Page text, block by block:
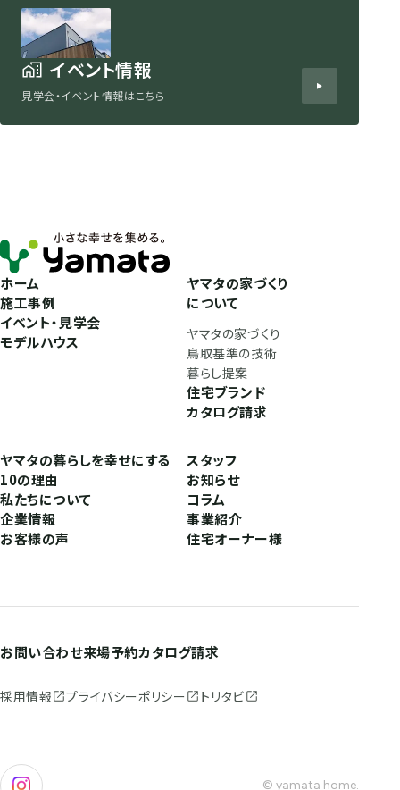
イベント情報
見学会・イベント情報はこちら
ホーム
施工事例
イベント・見学会
モデルハウス
ヤマタの家づくり
について
ヤマタの家づくり
鳥取基準の技術
暮らし提案
住宅ブランド
カタログ請求
ヤマタの暮らしを幸せにする
10の理由
私たちについて
企業情報
お客様の声
スタッフ
お知らせ
コラム
事業紹介
住宅オーナー様
お問い合わせ来場予約カタログ請求
採用情報 プライバシーポリシー トリタビ
© yamata home.